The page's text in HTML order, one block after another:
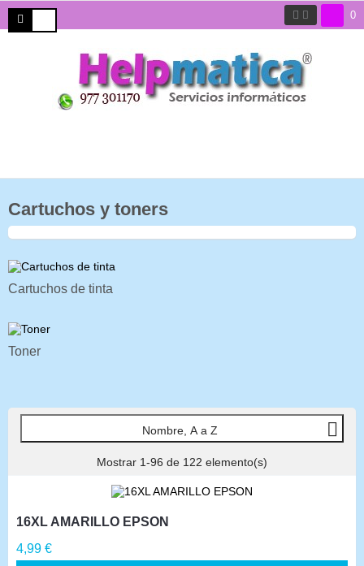
0
Cartuchos y toners
Cartuchos de tinta
Toner
Nombre, A a Z 
Mostrar 1-96 de 122 elemento(s)
16XL AMARILLO EPSON
Precio
4,99 €